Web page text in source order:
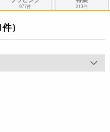
977件 213件
）